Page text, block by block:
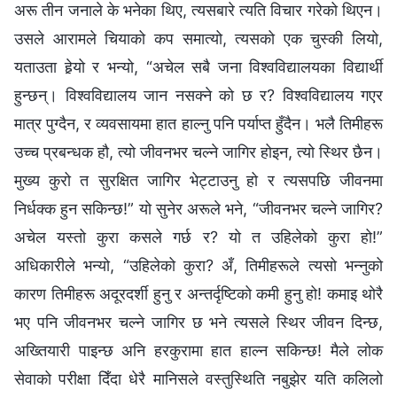
अरू तीन जनाले के भनेका थिए, त्यसबारे त्यति विचार गरेको थिएन।
उसले आरामले चियाको कप समात्यो, त्यसको एक चुस्की लियो,
यताउता हेर्‍यो र भन्यो, “अचेल सबै जना विश्वविद्यालयका विद्यार्थी
हुन्छन्। विश्वविद्यालय जान नसक्ने को छ र? विश्वविद्यालय गएर
मात्र पुग्दैन, र व्यवसायमा हात हाल्नु पनि पर्याप्त हुँदैन। भलै तिमीहरू
उच्‍च प्रबन्धक हौ, त्यो जीवनभर चल्ने जागिर होइन, त्यो स्थिर छैन।
मुख्य कुरो त सुरक्षित जागिर भेट्टाउनु हो र त्यसपछि जीवनमा
निर्धक्क हुन सकिन्छ!” यो सुनेर अरूले भने, “जीवनभर चल्ने जागिर?
अचेल यस्तो कुरा कसले गर्छ र? यो त उहिलेको कुरा हो!”
अधिकारीले भन्यो, “उहिलेको कुरा? अँ, तिमीहरूले त्यसो भन्नुको
कारण तिमीहरू अदूरदर्शी हुनु र अन्तर्दृष्टिको कमी हुनु हो! कमाइ थोरै
भए पनि जीवनभर चल्ने जागिर छ भने त्यसले स्थिर जीवन दिन्छ,
अख्तियारी पाइन्छ अनि हरकुरामा हात हाल्न सकिन्छ! मैले लोक
सेवाको परीक्षा दिँदा धेरै मानिसले वस्तुस्थिति नबुझेर यति कलिलो